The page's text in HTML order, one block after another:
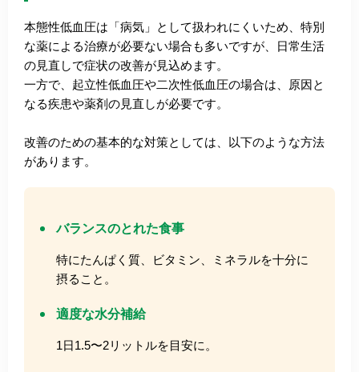
本態性低血圧は「病気」として扱われにくいため、特別
な薬による治療が必要ない場合も多いですが、日常生活
の見直しで症状の改善が見込めます。
一方で、起立性低血圧や二次性低血圧の場合は、原因と
なる疾患や薬剤の見直しが必要です。
改善のための基本的な対策としては、以下のような方法
があります。
バランスのとれた食事
特にたんぱく質、ビタミン、ミネラルを十分に
摂ること。
適度な水分補給
1日1.5〜2リットルを目安に。